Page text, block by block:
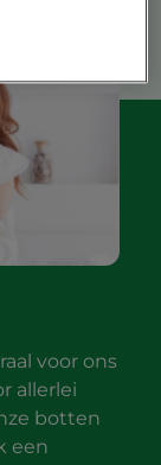
voor ons
allerlei
botten
een